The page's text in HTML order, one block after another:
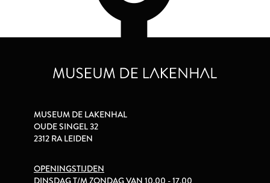
MUSEUM DE LAKENHAL
OUDE SINGEL 32
2312 RA LEIDEN
OPENINGSTIJDEN